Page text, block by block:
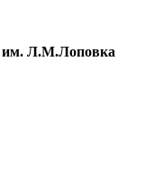
им. Л.М.Лоповка